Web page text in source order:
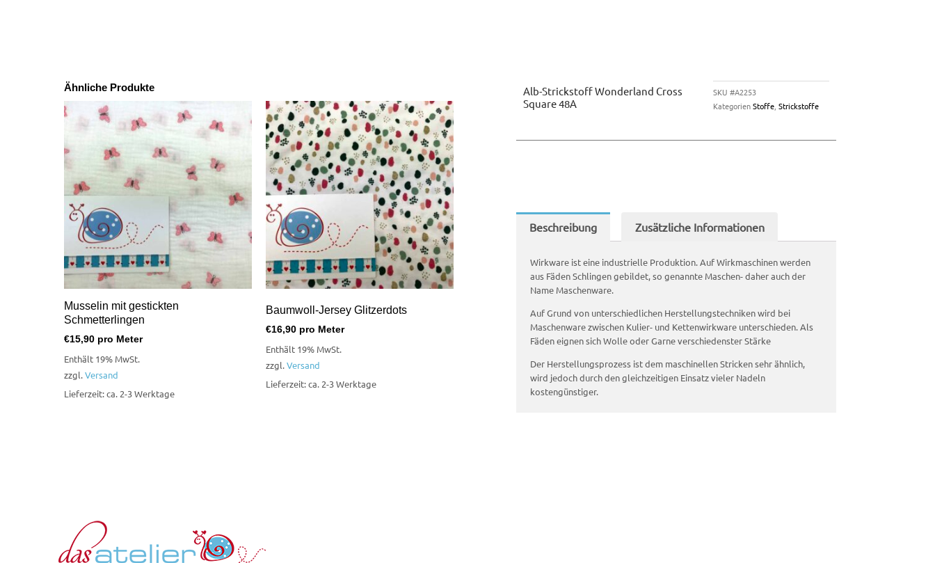
Ähnliche Produkte
Musselin mit gestickten
Schmetterlingen
€15,90 pro Meter
Enthält 19% MwSt.
zzgl.Versand
Lieferzeit: ca. 2-3 Werktage
Baumwoll-Jersey Glitzerdots
€16,90 pro Meter
Enthält 19% MwSt.
zzgl.Versand
Lieferzeit: ca. 2-3 Werktage
Alb-Strickstoff Wonderland Cross
Square 48A
SKU #A2253
Kategorien Stoffe, Strickstoffe
Beschreibung Zusätzliche Informationen
Wirkware ist eine industrielle Produktion. Auf Wirkmaschinen werden
aus Fäden Schlingen gebildet, so genannte Maschen- daher auch der
Name Maschenware.
Auf Grund von unterschiedlichen Herstellungstechniken wird bei
Maschenware zwischen Kulier- und Kettenwirkware unterschieden. Als
Fäden eignen sich Wolle oder Garne verschiedenster Stärke
Der Herstellungsprozess ist dem maschinellen Stricken sehr ähnlich,
wird jedoch durch den gleichzeitigen Einsatz vieler Nadeln
kostengünstiger.